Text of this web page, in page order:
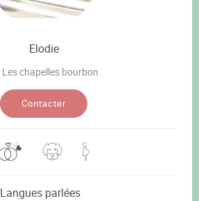
Elodie
Les chapelles bourbon
Contacter
Langues parlées